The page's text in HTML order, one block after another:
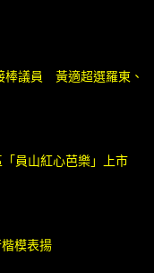
棒議員 黃適超選羅東、
員山紅心芭樂」上市
楷模表揚